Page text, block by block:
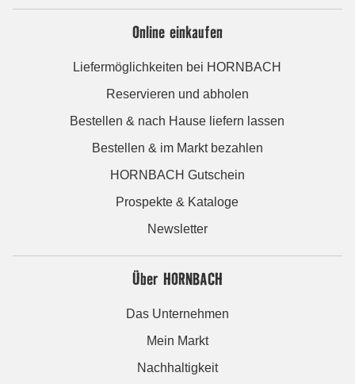
Online einkaufen
Liefermöglichkeiten bei HORNBACH
Reservieren und abholen
Bestellen & nach Hause liefern lassen
Bestellen & im Markt bezahlen
HORNBACH Gutschein
Prospekte & Kataloge
Newsletter
Über HORNBACH
Das Unternehmen
Mein Markt
Nachhaltigkeit